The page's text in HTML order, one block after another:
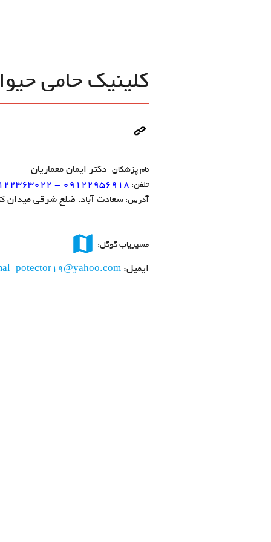
کلینیک حامی
نام پزشکان دکتر ایمان معماریان
تلفن: ۰۲۱۲۲۳۶۳۰۲۲ -
آدرس: سعادت آباد، ضلع شرقی میدان
مسیریاب گوگل: map
ایمیل: